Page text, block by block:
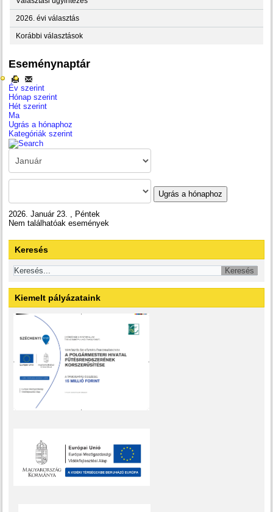
2026. évi választás
Korábbi választások
Eseménynaptár
Év szerint
Hónap szerint
Hét szerint
Ma
Ugrás a hónaphoz
Kategóriák szerint
Ugrás a hónaphoz
2026. Január 23. , Péntek
Nem találhatóak események
Keresés
Kiemelt pályázataink